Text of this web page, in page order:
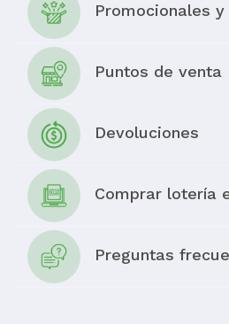
Promocionales
Puntos de venta
Devoluciones
Comprar lotería
Preguntas